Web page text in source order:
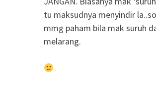
tu maksudnya menyindir
mmg paham bila mak suruh
melarang.